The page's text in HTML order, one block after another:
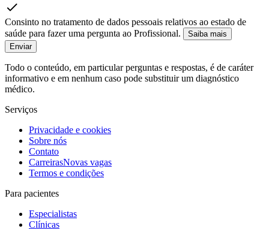
Consinto no tratamento de dados pessoais relativos ao estado de
saúde para fazer uma pergunta ao Profissional.
Saiba mais
Enviar
Todo o conteúdo, em particular perguntas e respostas, é de caráter
informativo e em nenhum caso pode substituir um diagnóstico
médico.
Serviços
Privacidade e cookies
Sobre nós
Contato
CarreirasNovas vagas
Termos e condições
Para pacientes
Especialistas
Clínicas